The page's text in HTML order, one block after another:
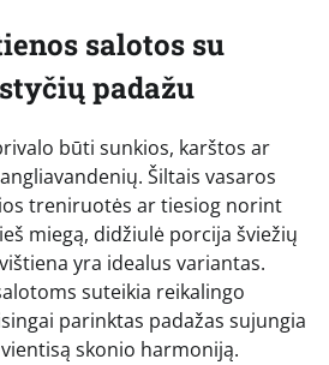
salotos su
padažu
būti sunkios, karštos ar
Šiltais vasaros
treniruotės ar tiesiog norint
miegą, didžiulė porcija šviežių
yra idealus variantas.
suteikia reikalingo
parinktas padažas sujungia
skonio harmoniją.